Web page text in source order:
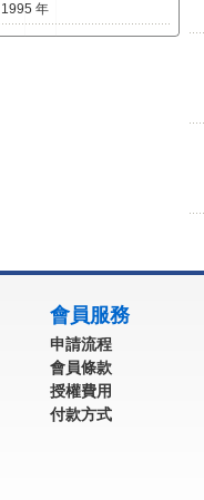
1995 年
會員服務
申請流程
會員條款
授權費用
付款方式